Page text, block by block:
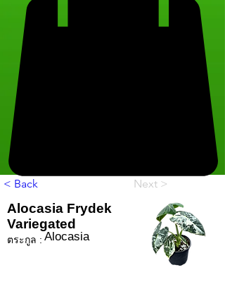
< Back Next >
Alocasia Frydek
Variegated
ตระกูล : Alocasia